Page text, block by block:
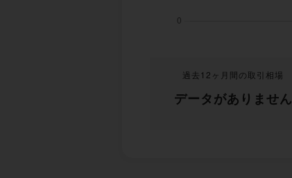
過去12ヶ月間の取引相場
データがありません